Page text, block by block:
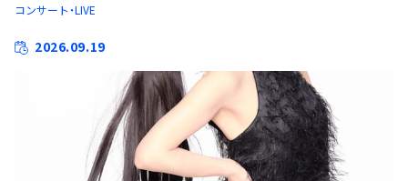
コンサート・LIVE
2026.09.19